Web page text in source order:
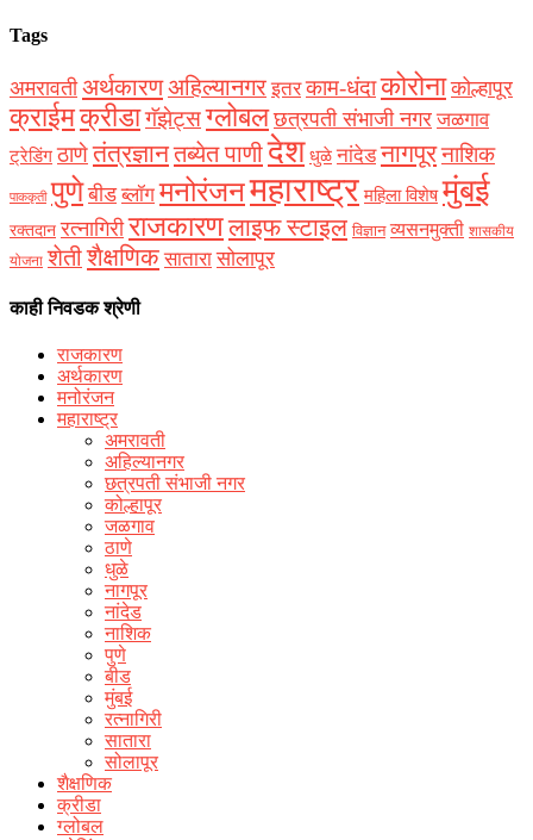
Tags
अमरावती अर्थकारणअहिल्यानगर इतर काम-धंदाकोरोना कोल्हापूर
क्राईमक्रीडागॅझेट्सग्लोबल छत्रपती संभाजी नगर जळगाव
ट्रेडिंग ठाणेतंत्रज्ञानतब्येत पाणीदेश धुळे नांदेड नागपूरनाशिक
पाककृती पुणे बीड ब्लॉग मनोरंजनमहाराष्ट्र महिला विशेष मुंबई
रक्‍तदान रत्नागिरी राजकारणलाइफ स्टाइल विज्ञान व्यसनमुक्ती शासकीय
योजना शेतीशैक्षणिक सातारा सोलापूर
काही निवडक श्रेणी
राजकारण
अर्थकारण
मनोरंजन
महाराष्ट्र
अमरावती
अहिल्यानगर
छत्रपती संभाजी नगर
कोल्हापूर
जळगाव
ठाणे
धुळे
नागपूर
नांदेड
नाशिक
पुणे
बीड
मुंबई
रत्नागिरी
सातारा
सोलापूर
शैक्षणिक
क्रीडा
ग्लोबल